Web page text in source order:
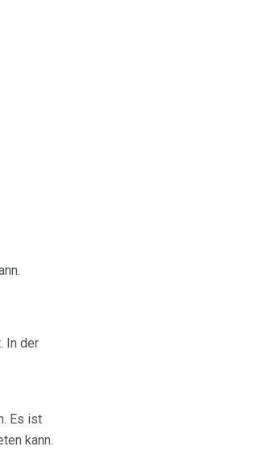
In der
Es ist
kann.